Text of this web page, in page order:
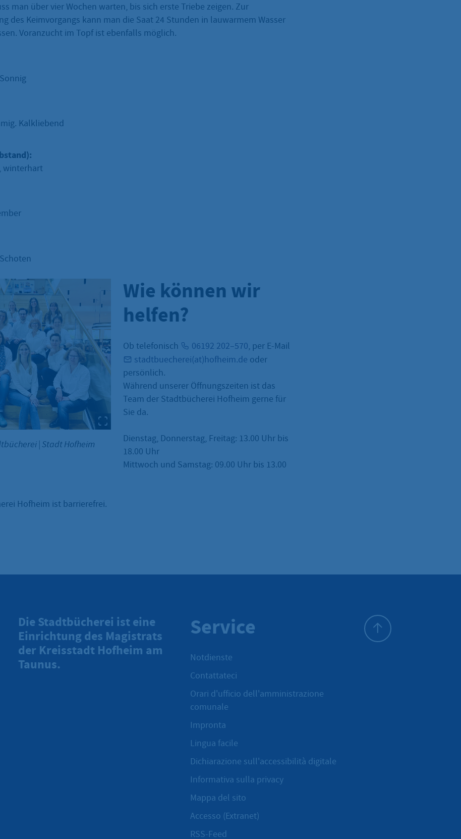
man über vier Wochen warten, bis sich erste Triebe zeigen. Zur
des Keimvorgangs kann man die Saat 24 Stunden in lauwarmem Wasser
Voranzucht im Topf ist ebenfalls möglich.
Kalkliebend
winterhart
Stadt Hofheim
Wie können wir
helfen?
Ob telefonisch 06192 202–570, per E-Mail
stadtbuecherei(at)hofheim.de oder
persönlich.
Während unserer Öffnungszeiten ist das
Team der Stadtbücherei Hofheim gerne für
Sie da.
Dienstag, Donnerstag, Freitag: 13.00 Uhr bis
18.00 Uhr
Mittwoch und Samstag: 09.00 Uhr bis 13.00
Hofheim ist barrierefrei.
Die Stadtbücherei ist eine
Einrichtung des Magistrats
der Kreisstadt Hofheim am
Taunus.
Service
Notdienste
Contattateci
Orari d'ufficio dell'amministrazione
comunale
Impronta
Lingua facile
Dichiarazione sull'accessibilità digitale
Informativa sulla privacy
Mappa del sito
Accesso (Extranet)
RSS-Feed